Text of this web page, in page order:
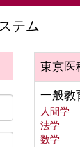
テム
東京医
一般教
人間学
法学
数学